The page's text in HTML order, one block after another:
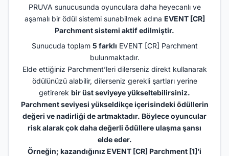
PRUVA sunucusunda oyunculara daha heyecanlı ve
aşamalı bir ödül sistemi sunabilmek adına EVENT [CR]
Parchment sistemi aktif edilmiştir.
Sunucuda toplam 5 farklı EVENT [CR] Parchment
bulunmaktadır.
Elde ettiğiniz Parchment’leri dilerseniz direkt kullanarak
ödülünüzü alabilir, dilerseniz gerekli şartları yerine
getirerek bir üst seviyeye yükseltebilirsiniz.
Parchment seviyesi yükseldikçe içerisindeki ödüllerin
değeri ve nadirliği de artmaktadır. Böylece oyuncular
risk alarak çok daha değerli ödüllere ulaşma şansı
elde eder.
Örneğin; kazandığınız EVENT [CR] Parchment [1]’i